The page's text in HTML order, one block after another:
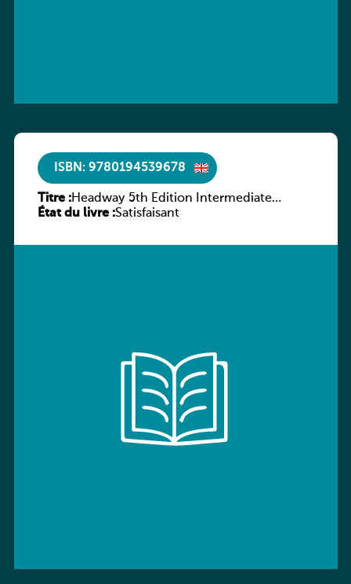
ISBN: 9780194539678
Titre :Headway 5th Edition Intermediate
Workbook without key
État du livre :Satisfaisant